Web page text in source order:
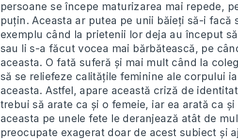
persoane se începe maturizarea mai repede,
puţin. Aceasta ar putea pe unii băieţi să-i facă
exemplu când la prietenii lor deja au început
sau li s-a făcut vocea mai bărbătească, pe
aceasta. O fată suferă şi mai mult când la
să se reliefeze calităţile feminine ale corpului
aceasta. Astfel, apare această criză de
trebui să arate ca şi o femeie, iar ea arată ca
aceasta pe unele fete le deranjează atât de
preocupate exagerat doar de acest subiect şi